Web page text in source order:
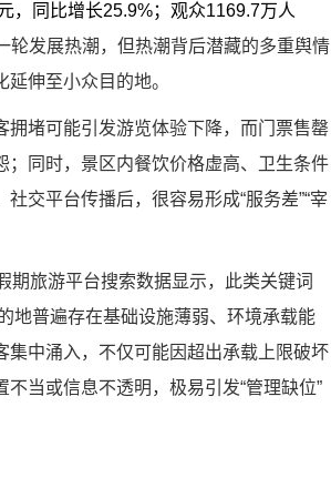
，同比增长25.9%；观众1169.7万人
轮发展热潮，但热潮背后潜藏的多重舆情
伸至小众目的地。
拥堵可能引发游览体验下降，而门票售罄
同时，景区内餐饮价格虚高、卫生条件
交平台传播后，很容易形成“服务差”“宰
期旅游平台搜索数据显示，此类关键词
地普遍存在基础设施薄弱、环境承载能
中涌入，不仅可能因超出承载上限破坏
当或信息不透明，极易引发“管理缺位”